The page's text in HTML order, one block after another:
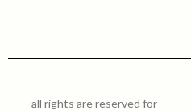
all rights are reserved for